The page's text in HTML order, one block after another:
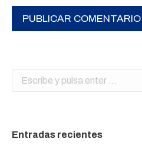
PUBLICAR COMENTARIO
Buscar:
Entradas recientes